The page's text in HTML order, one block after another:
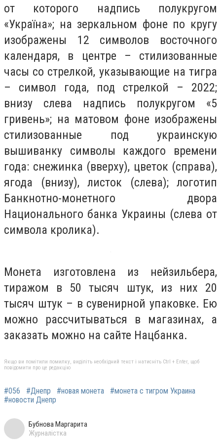
от которого надпись полукругом
«Україна»; на зеркальном фоне по кругу
изображены 12 символов восточного
календаря, в центре – стилизованные
часы со стрелкой, указывающие на тигра
– символ года, под стрелкой – 2022;
внизу слева надпись полукругом «5
гривень»; на матовом фоне изображены
стилизованные под украинскую
вышиванку символы каждого времени
года: снежинка (вверху), цветок (справа),
ягода (внизу), листок (слева); логотип
Банкнотно-монетного двора
Национального банка Украины (слева от
символа кролика).
Монета изготовлена ​​из нейзильбера,
тиражом в 50 тысяч штук, из них 20
тысяч штук – в сувенирной упаковке. Ею
можно рассчитываться в магазинах, а
заказать можно на сайте Нацбанка.
Якщо ви помітили помилку, виділіть необхідний текст і натисніть Ctrl + Enter, щоб
повідомити про це редакцію
#056 #Днепр #новая монета
#монета с тигром Украина
#новости Днепр
Бубнова Маргарита
Журналістка